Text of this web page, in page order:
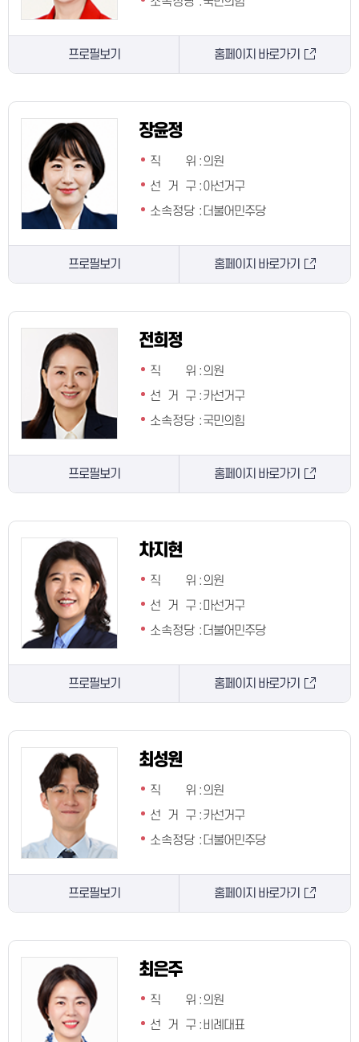
프로필보기 홈페이지 바로가기
장윤정
직 위
:의원
선 거 구 :아선거구
소속정당 : 더불어민주당
프로필보기 홈페이지 바로가기
전희정
직 위
:의원
선 거 구 :카선거구
소속정당 :국민의힘
프로필보기 홈페이지 바로가기
차지현
직 위
:의원
선 거 구 : 마선거구
소속정당 : 더불어민주당
프로필보기 홈페이지 바로가기
최성원
직 위
:의원
선 거 구 :카선거구
소속정당 : 더불어민주당
프로필보기 홈페이지 바로가기
최은주
직 위
:의원
선 거 구 : 비례대표